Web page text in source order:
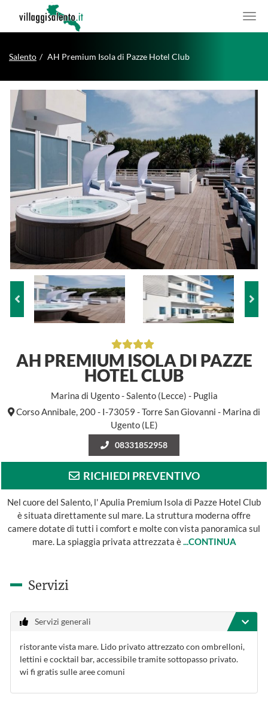
Salento AH Premium Isola di Pazze Hotel Club
AH PREMIUM ISOLA DI PAZZE
HOTEL CLUB
Marina di Ugento - Salento (Lecce) - Puglia
Corso Annibale, 200 - I-73059 - Torre San Giovanni - Marina di
Ugento (LE)
08331852958
RICHIEDI PREVENTIVO
Nel cuore del Salento, l' Apulia Premium Isola di Pazze Hotel Club
è situata direttamente sul mare. La struttura moderna offre
camere dotate di tutti i comfort e molte con vista panoramica sul
mare. La spiaggia privata attrezzata è...CONTINUA
Servizi
Servizi generali
ristorante vista mare. Lido privato attrezzato con ombrelloni,
lettini e cocktail bar, accessibile tramite sottopasso privato.
wi fi gratis sulle aree comuni